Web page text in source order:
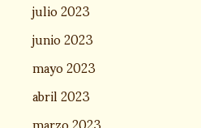
julio 2023
junio 2023
mayo 2023
abril 2023